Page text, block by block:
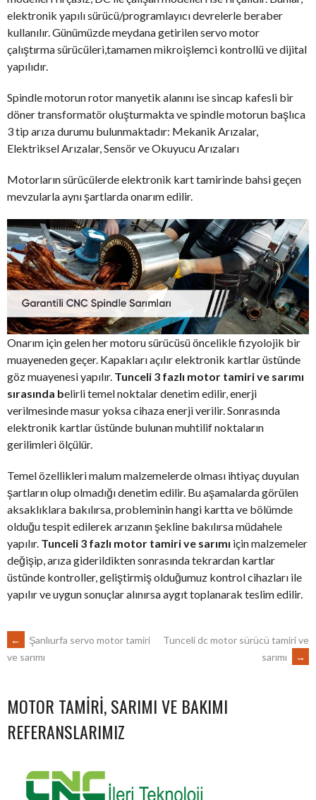
elektronik yapılı sürücü/programlayıcı devrelerle beraber
kullanılır. Günümüzde meydana getirilen servo motor
çalıştırma sürücüleri,tamamen mikroişlemci kontrollü ve dijital
yapılıdır.
Spindle motorun rotor manyetik alanını ise sincap kafesli bir
döner transformatör oluşturmakta ve spindle motorun başlıca
3 tip arıza durumu bulunmaktadır: Mekanik Arızalar,
Elektriksel Arızalar, Sensör ve Okuyucu Arızaları
Motorların sürücülerde elektronik kart tamirinde bahsi geçen
mevzularla aynı şartlarda onarım edilir.
Onarım için gelen her motoru sürücüsü öncelikle fizyolojik bir
muayeneden geçer. Kapakları açılır elektronik kartlar üstünde
göz muayenesi yapılır. Tunceli 3 fazlı motor tamiri ve sarımı
sırasında belirli temel noktalar denetim edilir, enerji
verilmesinde masur yoksa cihaza enerji verilir. Sonrasında
elektronik kartlar üstünde bulunan muhtilif noktaların
gerilimleri ölçülür.
Temel özellikleri malum malzemelerde olması ihtiyaç duyulan
şartların olup olmadığı denetim edilir. Bu aşamalarda görülen
aksaklıklara bakılırsa, probleminin hangi kartta ve bölümde
olduğu tespit edilerek arızanın şekline bakılırsa müdahele
yapılır. Tunceli 3 fazlı motor tamiri ve sarımı için malzemeler
değişip, arıza giderildikten sonrasında tekrardan kartlar
üstünde kontroller, geliştirmiş olduğumuz kontrol cihazları ile
yapılır ve uygun sonuçlar alınırsa aygıt toplanarak teslim edilir.
POST
NAVIGATION
←
Şanlıurfa servo motor tamiri
ve sarımı
Tunceli dc motor sürücü tamiri ve
sarımı
→
MOTOR TAMIRI, SARIMI VE BAKIMI
REFERANSLARIMIZ